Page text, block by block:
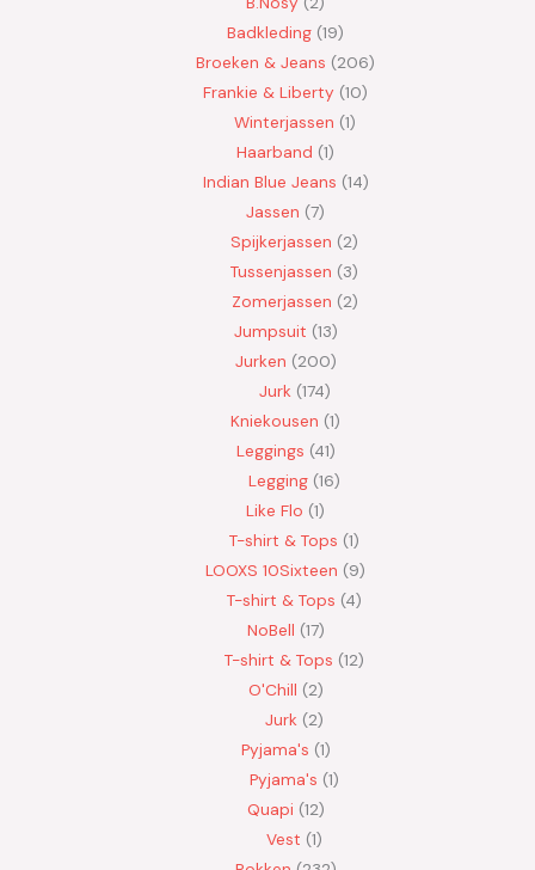
Badkleding 19
Broeken & Jeans
206
Frankie & Liberty 10
Winterjassen 1
Haarband 1
Indian Blue Jeans 14
Jassen 7
Spijkerjassen
2
Tussenjassen
3
Zomerjassen 2
Jumpsuit 13
Jurken 200
Jurk 174
Kniekousen 1
Leggings 41
Legging 16
Like Flo 1
T-shirt & Tops 1
LOOXS 10Sixteen
9
T-shirt & Tops 4
NoBell 17
T-shirt & Tops 12
O'Chill 2
Jurk 2
Pyjama's 1
Pyjama's 1
Quapi 12
Vest 1